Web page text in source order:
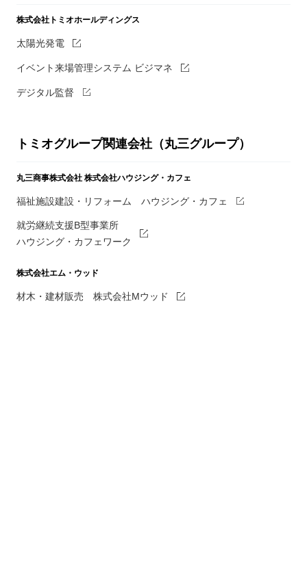
株式会社トミオホールディングス
太陽光発電
イベント来場管理システム ビジマネ
デジタル監督
トミオグループ関連会社（丸三グループ）
丸三商事株式会社 株式会社ハウジング・カフェ
福祉施設建設・リフォーム ハウジング・カフェ
就労継続支援B型事業所
ハウジング・カフェワーク
株式会社エム・ウッド
材木・建材販売 株式会社Mウッド